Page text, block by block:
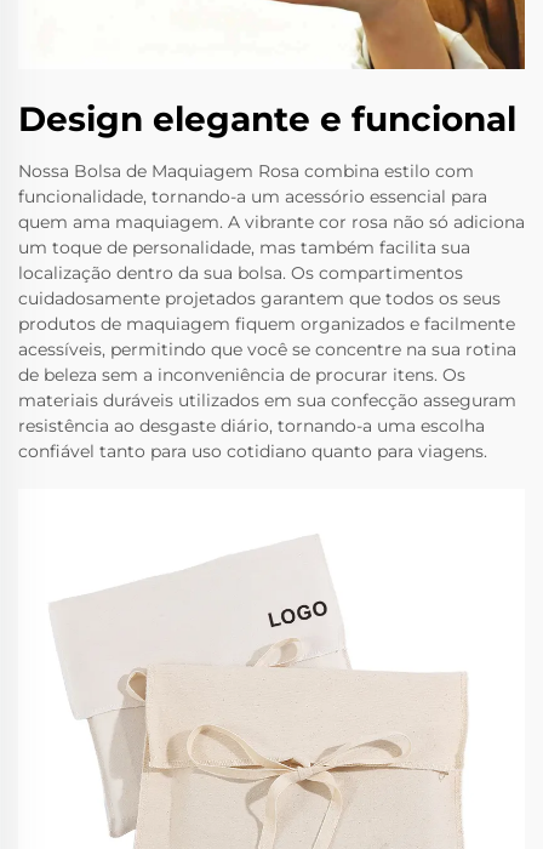
Design elegante e funcional
Nossa Bolsa de Maquiagem Rosa combina estilo com
funcionalidade, tornando-a um acessório essencial para
quem ama maquiagem. A vibrante cor rosa não só adiciona
um toque de personalidade, mas também facilita sua
localização dentro da sua bolsa. Os compartimentos
cuidadosamente projetados garantem que todos os seus
produtos de maquiagem fiquem organizados e facilmente
acessíveis, permitindo que você se concentre na sua rotina
de beleza sem a inconveniência de procurar itens. Os
materiais duráveis utilizados em sua confecção asseguram
resistência ao desgaste diário, tornando-a uma escolha
confiável tanto para uso cotidiano quanto para viagens.